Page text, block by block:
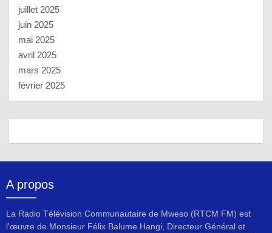
juillet 2025
juin 2025
mai 2025
avril 2025
mars 2025
février 2025
A propos
La Radio Télévision Communautaire de Mweso (RTCM FM) est
l'œuvre de Monsieur Félix Balume Hangi, Directeur Général et